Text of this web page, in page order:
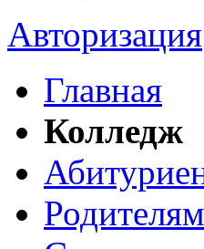
Авторизация
Главная
Колледж
Родителям